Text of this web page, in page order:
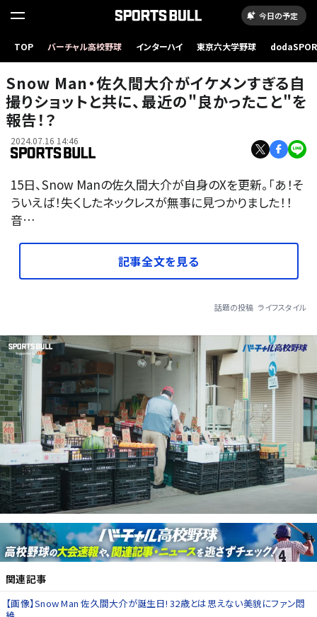
今日の予定
TOP バーチャル高校野球 インターハイ 東京六大学野球
Snow Man・佐久間大介がイケメンすぎる自
撮りショットと共に、最近の"良かったこと"を
報告！？
2024.07.16 14:46
15日、Snow Manの佐久間大介が自身のXを更新。「あ！そ
ういえば！失くしたネックレスが無事に見つかりました！！
音…
記事全文を見る
話題の投稿 ライフスタイル
関連記事
【画像】Snow Man 佐久間大介が誕生日! 32歳とは思えない美貌にファン悶